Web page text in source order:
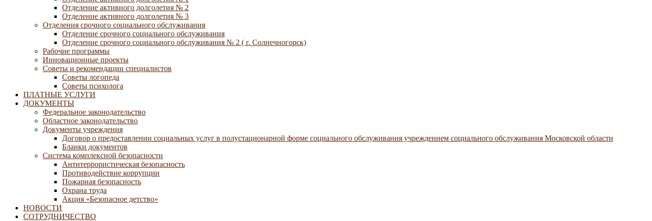
Отделение активного долголетия № 2
Отделение активного долголетия № 3
Отделения срочного социального обслуживания
Отделение срочного социального обслуживания
Отделение срочного социального обслуживания № 2 ( г. Солнечногорск)
Рабочие программы
Инновационные проекты
Советы и рекомендации специалистов
Советы логопеда
Советы психолога
ПЛАТНЫЕ УСЛУГИ
ДОКУМЕНТЫ
Федеральное законодательство
Областное законодательство
Документы учреждения
Договор о предоставлении социальных услуг в полустационарной форме социального обслуживания учреждением социального обслуживания Московской области
Бланки документов
Система комплексной безопасности
Антитеррористическая безопасность
Противодействие коррупции
Пожарная безопасность
Охрана труда
Акция «Безопасное детство»
НОВОСТИ
СОТРУДНИЧЕСТВО